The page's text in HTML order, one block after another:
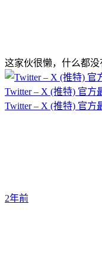
这家伙很懒，什么都没
Twitter – X (推特) 官方
Twitter – X (推特) 官方
2年前